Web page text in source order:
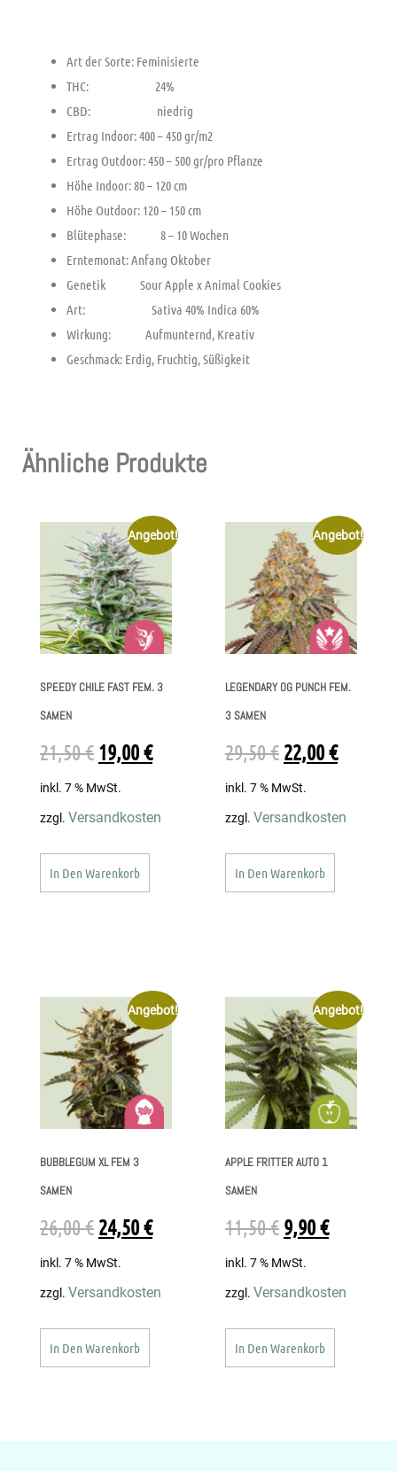
Art der Sorte: Feminisierte
THC: 24%
CBD: niedrig
Ertrag Indoor: 400 – 450 gr/m2
Ertrag Outdoor: 450 – 500 gr/pro Pflanze
Höhe Indoor: 80 – 120 cm
Höhe Outdoor: 120 – 150 cm
Blütephase: 8 – 10 Wochen
Erntemonat: Anfang Oktober
Genetik Sour Apple x Animal Cookies
Art: Sativa 40% Indica 60%
Wirkung: Aufmunternd, Kreativ
Geschmack: Erdig, Fruchtig, Süßigkeit
Ähnliche Produkte
Angebot!
SPEEDY CHILE FAST FEM. 3
SAMEN
21,50€ 19,00€
inkl. 7 % MwSt.
zzgl. Versandkosten
In Den Warenkorb
Angebot!
LEGENDARY OG PUNCH FEM.
3 SAMEN
29,50€ 22,00€
inkl. 7 % MwSt.
zzgl. Versandkosten
In Den Warenkorb
Angebot!
BUBBLEGUM XL FEM 3
SAMEN
26,00€ 24,50€
inkl. 7 % MwSt.
zzgl. Versandkosten
In Den Warenkorb
Angebot!
APPLE FRITTER AUTO 1
SAMEN
11,50€ 9,90€
inkl. 7 % MwSt.
zzgl. Versandkosten
In Den Warenkorb